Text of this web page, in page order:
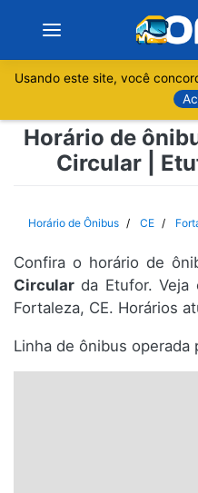
Sobre
Rio de Janeiro
Usando este site, você
Horário de
Circular |
Horário de Ônibus CE
Confira o horário de
Circular da Etufor. Veja
Fortaleza, CE. Horários
Linha de ônibus operada